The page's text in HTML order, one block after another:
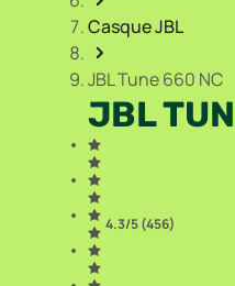
Casque JBL
JBL Tune 660 NC
JBL
4.3/5 (456)